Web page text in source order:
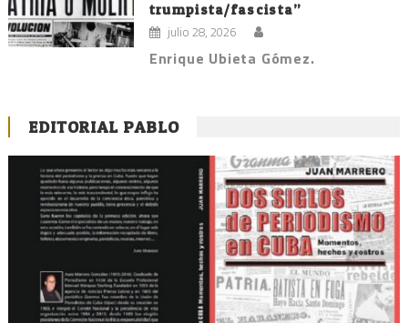
trumpista/fascista”
julio 28, 2026
Enrique Ubieta Gómez.
EDITORIAL PABLO